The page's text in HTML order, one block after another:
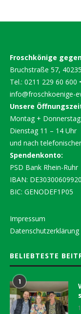
Froschkönige
Bruchstraße 57,
Tel.: 0211 229 60 600
info@froschkoenige-
Unsere
Montag +
Dienstag 11 – 14 Uhr
und nach
Spendenkonto:
PSD Bank Rhein-Ruhr
IBAN:
BIC: GENODEF1P05
Impressum
Datenschutzerklärung
BELIEBTESTE
1